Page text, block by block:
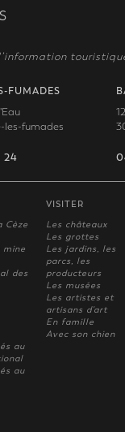
FUMADES
les-fumades
24
Cèze
mine
des
au
au
VISITER
Les châteaux
Les grottes
Les jardins, les
parcs, les
producteurs
Les musées
Les artistes et
artisans d'art
En famille
Avec son chien